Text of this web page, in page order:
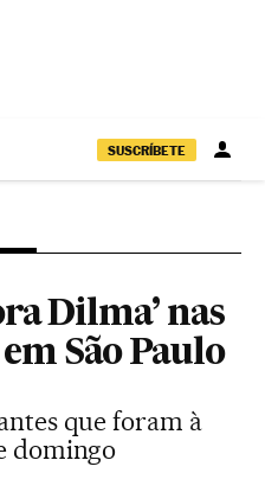
SUSCRÍBETE
Dilma’ nas
São Paulo
que foram à
domingo